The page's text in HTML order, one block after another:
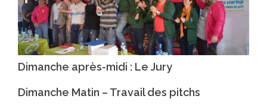
Dimanche après-midi : Le Jury
Dimanche Matin – Travail des pitchs